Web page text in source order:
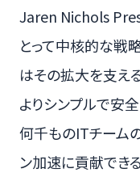
Jaren Nichols
とって中核的な戦
はその拡大を支え
よりシンプルで安
何千ものITチーム
ン加速に貢献でき